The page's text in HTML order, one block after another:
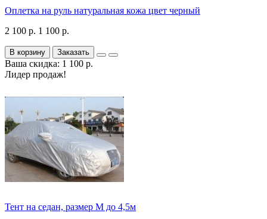
Оплетка на руль натуральная кожа цвет черный
2 100 р. 1 100 р.
В корзину Заказать
Ваша скидка: 1 100 р.
Лидер продаж!
Тент на седан, размер М до 4,5м